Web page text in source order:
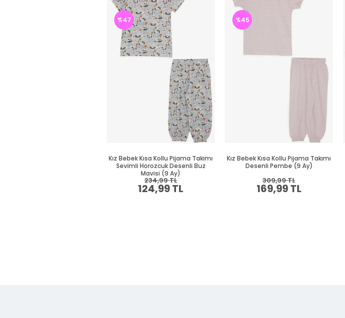
Kız Bebek Kısa Kollu Pijama Takımı
Sevimli Horozcuk Desenli Buz
Mavisi (9 Ay)
124,99 TL
234,99 TL
%47
Kız Bebek Kısa Kollu Pijama Takımı
Desenli Pembe (9 Ay)
169,99 TL
309,99 TL
%45